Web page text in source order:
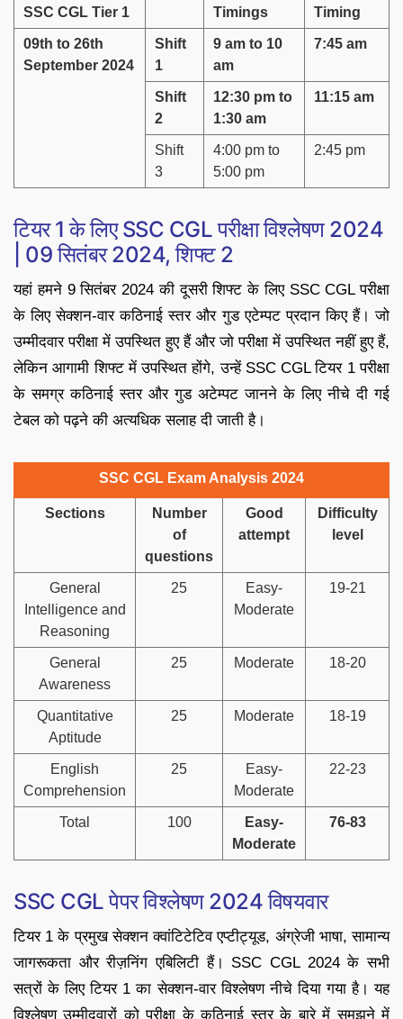
SSC CGL Tier 1
Timings
Timing
09th to 26th
September 2024
Shift
1
9 am to 10
am
7:45 am
Shift
2
12:30 pm to
1:30 am
11:15 am
Shift
3
4:00 pm to
5:00 pm
2:45 pm
टियर 1 के लिए SSC CGL परीक्षा विश्लेषण 2024
| 09 सितंबर 2024, शिफ्ट 2
यहां हमने 9 सितंबर 2024 की दूसरी शिफ्ट के लिए SSC CGL परीक्षा
के लिए सेक्शन-वार कठिनाई स्तर और गुड एटेम्पट प्रदान किए हैं। जो
उम्मीदवार परीक्षा में उपस्थित हुए हैं और जो परीक्षा में उपस्थित नहीं हुए हैं,
लेकिन आगामी शिफ्ट में उपस्थित होंगे, उन्हें SSC CGL टियर 1 परीक्षा
के समग्र कठिनाई स्तर और गुड अटेम्पट जानने के लिए नीचे दी गई
टेबल को पढ़ने की अत्यधिक सलाह दी जाती है।
SSC CGL Exam Analysis 2024
Sections
Number
of
questions
Good
attempt
Difficulty
level
General
Intelligence and
Reasoning
25
Easy-
Moderate
19-21
General
Awareness
25 Moderate 18-20
Quantitative
Aptitude
25 Moderate 18-19
English
Comprehension
25
Easy-
Moderate
22-23
Total 100
Easy-
Moderate
76-83
SSC CGL पेपर विश्लेषण 2024 विषयवार
टियर 1 के प्रमुख सेक्शन क्वांटिटेटिव एप्टीट्यूड, अंग्रेजी भाषा, सामान्य
जागरूकता और रीज़निंग एबिलिटी हैं। SSC CGL 2024 के सभी
सत्रों के लिए टियर 1 का सेक्शन-वार विश्लेषण नीचे दिया गया है। यह
विश्लेषण उम्मीदवारों को परीक्षा के कठिनाई स्तर के बारे में समझने में